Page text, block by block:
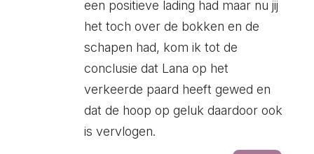
een positieve lading had maar nu jij
het toch over de bokken en de
schapen had, kom ik tot de
conclusie dat Lana op het
verkeerde paard heeft gewed en
dat de hoop op geluk daardoor ook
is vervlogen.